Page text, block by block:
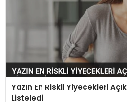
Yazın En Riskli Yiyecekleri
Listeledi